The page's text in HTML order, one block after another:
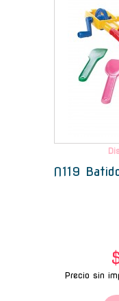
N119
Precio sin